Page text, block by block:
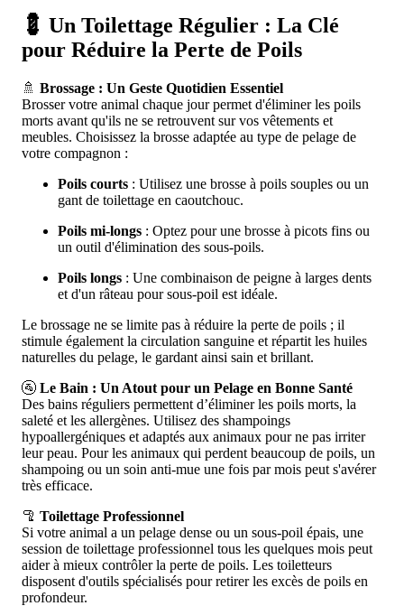
💈 Un Toilettage Régulier : La Clé
pour Réduire la Perte de Poils
🚿 Brossage : Un Geste Quotidien Essentiel
Brosser votre animal chaque jour permet d'éliminer les poils
morts avant qu'ils ne se retrouvent sur vos vêtements et
meubles. Choisissez la brosse adaptée au type de pelage de
votre compagnon :
Poils courts : Utilisez une brosse à poils souples ou un
gant de toilettage en caoutchouc.
Poils mi-longs : Optez pour une brosse à picots fins ou
un outil d'élimination des sous-poils.
Poils longs : Une combinaison de peigne à larges dents
et d'un râteau pour sous-poil est idéale.
Le brossage ne se limite pas à réduire la perte de poils ; il
stimule également la circulation sanguine et répartit les huiles
naturelles du pelage, le gardant ainsi sain et brillant.
🚰 Le Bain : Un Atout pour un Pelage en Bonne Santé
Des bains réguliers permettent d’éliminer les poils morts, la
saleté et les allergènes. Utilisez des shampoings
hypoallergéniques et adaptés aux animaux pour ne pas irriter
leur peau. Pour les animaux qui perdent beaucoup de poils, un
shampoing ou un soin anti-mue une fois par mois peut s'avérer
très efficace.
🦿 Toilettage Professionnel
Si votre animal a un pelage dense ou un sous-poil épais, une
session de toilettage professionnel tous les quelques mois peut
aider à mieux contrôler la perte de poils. Les toiletteurs
disposent d'outils spécialisés pour retirer les excès de poils en
profondeur.